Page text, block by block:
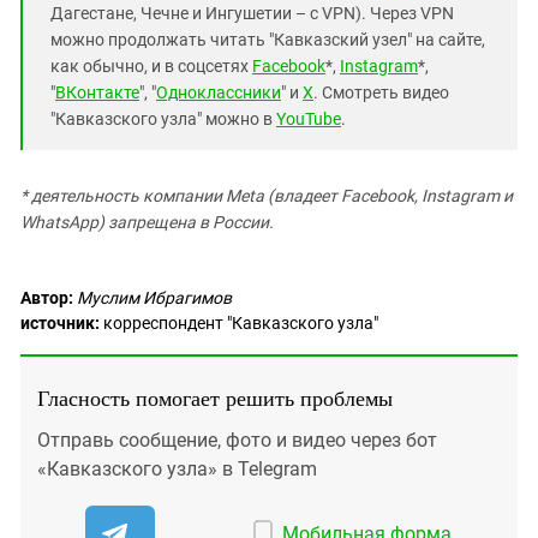
Дагестане, Чечне и Ингушетии – с VPN). Через VPN
можно продолжать читать "Кавказский узел" на сайте,
как обычно, и в соцсетях Facebook*, Instagram*,
"ВКонтакте", "Одноклассники" и X. Смотреть видео
"Кавказского узла" можно вYouTube.
* деятельность компании Meta (владеет Facebook, Instagram и
WhatsApp) запрещена в России.
Автор: Муслим Ибрагимов
источник: корреспондент "Кавказского узла"
Гласность помогает решить проблемы
Отправь сообщение, фото и видео через бот
«Кавказского узла» в Telegram